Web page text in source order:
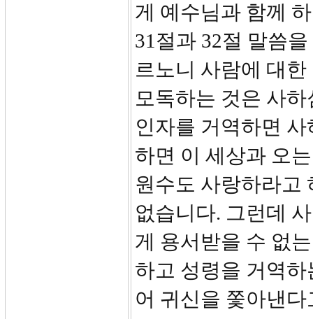
게 예수님과 함께
31절과 32절 말씀
르노니 사람에 대
모독하는 것은 사
인자를 거역하면
하면 이 세상과 오
원수도 사랑하라고
없습니다. 그런데
게 용서받을 수 없
하고 성령을 거역
어 귀신을 쫓아낸